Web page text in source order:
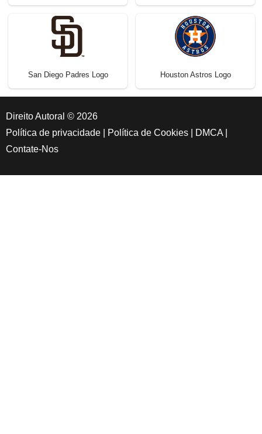
San Diego Padres Logo Houston Astros Logo
Direito Autoral © 2026
Política de privacidade
Política de Cookies DMCA
Contate-Nos